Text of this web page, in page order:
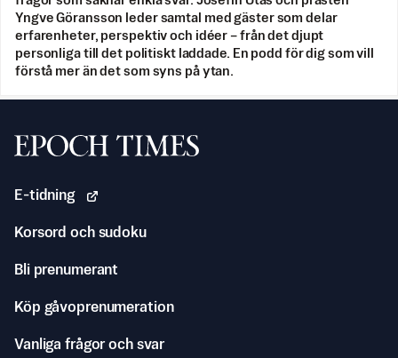
Yngve Göransson leder samtal med gäster som delar
erfarenheter, perspektiv och idéer – från det djupt
personliga till det politiskt laddade. En podd för dig som vill
förstå mer än det som syns på ytan.
Svenska Epoch Times
E-tidning
Korsord och sudoku
Bli prenumerant
Köp gåvoprenumeration
Vanliga frågor och svar